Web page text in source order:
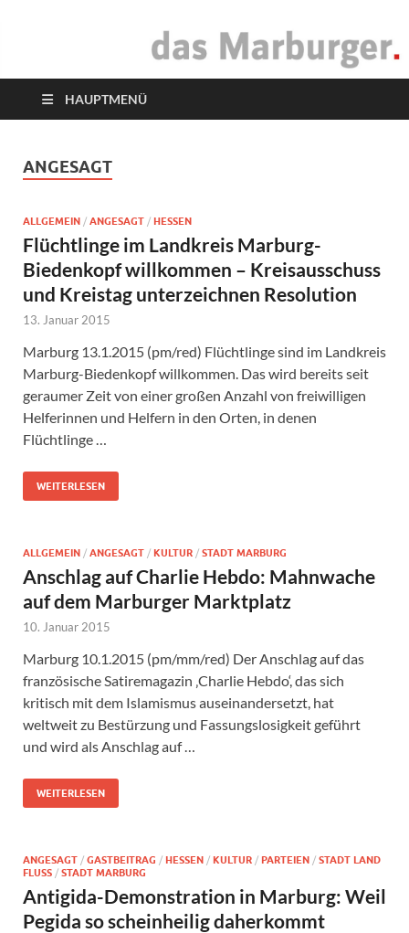
das Marburger.
HAUPTMENÜ
ANGESAGT
ALLGEMEIN / ANGESAGT / HESSEN
Flüchtlinge im Landkreis Marburg-
Biedenkopf willkommen – Kreisausschuss
und Kreistag unterzeichnen Resolution
13. Januar 2015
Marburg 13.1.2015 (pm/red) Flüchtlinge sind im Landkreis
Marburg-Biedenkopf willkommen. Das wird bereits seit
geraumer Zeit von einer großen Anzahl von freiwilligen
Helferinnen und Helfern in den Orten, in denen
Flüchtlinge …
WEITERLESEN
ALLGEMEIN / ANGESAGT / KULTUR / STADT MARBURG
Anschlag auf Charlie Hebdo: Mahnwache
auf dem Marburger Marktplatz
10. Januar 2015
Marburg 10.1.2015 (pm/mm/red) Der Anschlag auf das
französische Satiremagazin ‚Charlie Hebdo‘, das sich
kritisch mit dem Islamismus auseinandersetzt, hat
weltweit zu Bestürzung und Fassungslosigkeit geführt
und wird als Anschlag auf …
WEITERLESEN
ANGESAGT / GASTBEITRAG / HESSEN / KULTUR / PARTEIEN / STADT LAND
FLUSS
/ STADT MARBURG
Antigida-Demonstration in Marburg: Weil
Pegida so scheinheilig daherkommt